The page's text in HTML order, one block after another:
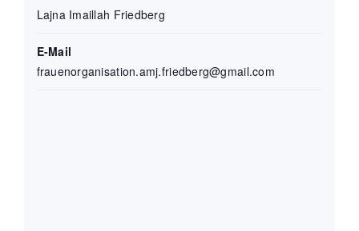
Lajna Imaillah Friedberg
E-Mail
frauenorganisation.amj.friedberg@gmail.com